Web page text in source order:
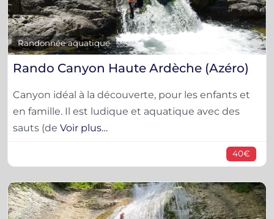
Randonnée aquatique
Rando Canyon Haute Ardèche (Azéro)
Canyon idéal à la découverte, pour les enfants et
en famille. Il est ludique et aquatique avec des
sauts (de Voir plus…
40€